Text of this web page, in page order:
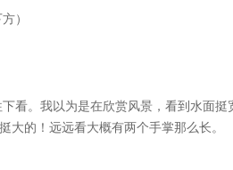
）
看。我以为是在欣赏风景，看到水面
大的！远远看大概有两个手掌那么长。